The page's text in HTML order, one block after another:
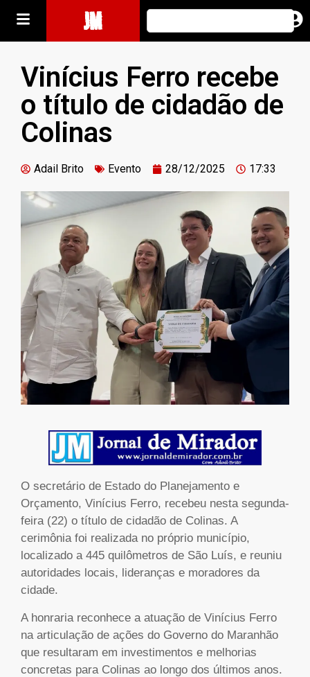
JM
Vinícius Ferro recebe
o título de cidadão de
Colinas
Adail Brito Evento 28/12/2025 17:33
O secretário de Estado do Planejamento e
Orçamento, Vinícius Ferro, recebeu nesta segunda-
feira (22) o título de cidadão de Colinas. A
cerimônia foi realizada no próprio município,
localizado a 445 quilômetros de São Luís, e reuniu
autoridades locais, lideranças e moradores da
cidade.
A honraria reconhece a atuação de Vinícius Ferro
na articulação de ações do Governo do Maranhão
que resultaram em investimentos e melhorias
concretas para Colinas ao longo dos últimos anos.